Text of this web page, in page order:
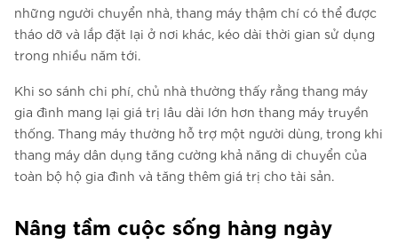
những người chuyển nhà, thang máy thậm chí có thể được
tháo dỡ và lắp đặt lại ở nơi khác, kéo dài thời gian sử dụng
trong nhiều năm tới.
Khi so sánh chi phí, chủ nhà thường thấy rằng thang máy
gia đình mang lại giá trị lâu dài lớn hơn thang máy truyền
thống. Thang máy thường hỗ trợ một người dùng, trong khi
thang máy dân dụng tăng cường khả năng di chuyển của
toàn bộ hộ gia đình và tăng thêm giá trị cho tài sản.
Nâng tầm cuộc sống hàng ngày